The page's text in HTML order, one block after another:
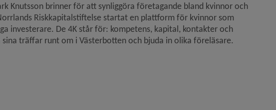
Knutsson brinner för att synliggöra företagande bland kvinnor och
Riskkapitalstiftelse startat en plattform för kvinnor som
investerare. De 4K står för: kompetens, kapital, kontakter och
träffar runt om i Västerbotten och bjuda in olika föreläsare.
öppnas i nytt fönster.